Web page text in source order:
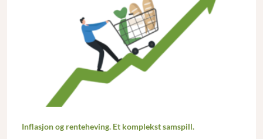
Inflasjon og renteheving. Et komplekst samspill.